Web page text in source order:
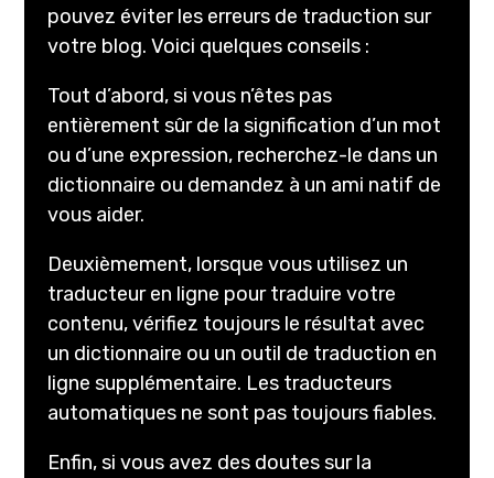
pouvez éviter les erreurs de traduction sur
votre blog. Voici quelques conseils :
Tout d’abord, si vous n’êtes pas
entièrement sûr de la signification d’un mot
ou d’une expression, recherchez-le dans un
dictionnaire ou demandez à un ami natif de
vous aider.
Deuxièmement, lorsque vous utilisez un
traducteur en ligne pour traduire votre
contenu, vérifiez toujours le résultat avec
un dictionnaire ou un outil de traduction en
ligne supplémentaire. Les traducteurs
automatiques ne sont pas toujours fiables.
Enfin, si vous avez des doutes sur la